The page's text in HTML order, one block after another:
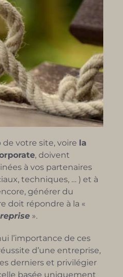
votre site, voire la
, doivent
à vos partenaires
techniques, … ) et à
générer du
doit répondre à la «
».
l’importance de ces
d’une entreprise,
derniers et privilégier
basée uniquement